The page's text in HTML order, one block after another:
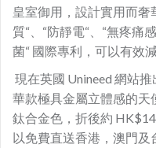
皇室御用 設計實用而奢
質“ “防靜電“ “無疼痛感
菌“ 國際專利 可以有效
現在英國 Unineed 網站
華款極具金屬立體感的天
鈦合金色，折後約
以免費直送香港，澳門